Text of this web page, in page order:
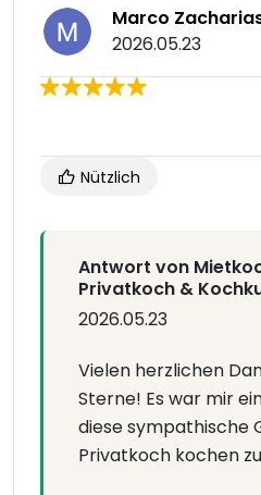
Marco
2026.05.23
Nützlich
Antwort von
Privatkoch &
2026.05.23
Vielen herzlichen
Sterne! Es war mir
diese sympathische
Privatkoch kochen